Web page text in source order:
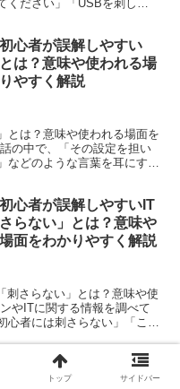
ださい」「USBを刺し直
心者が誤解しやすい
とは？意味や使われる場
やすく解説
とは？意味や使われる場面を
の中で、「その設定を担い
どのような言葉を耳にする
心者が誤解しやすいIT
らない」とは？意味や
面をわかりやすく解説
刺さらない」とは？意味や使
やITに関する情報を調べて
者には刺さらない」「この
初心者が誤解しやすい
クが詰まる」とは？意
トップ サイドバー